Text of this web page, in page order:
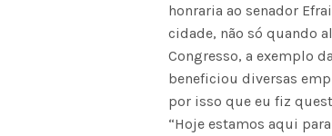
honraria ao senador
cidade, não só quando
Congresso, a exemplo
beneficiou diversas
por isso que eu fiz
“Hoje estamos aqui